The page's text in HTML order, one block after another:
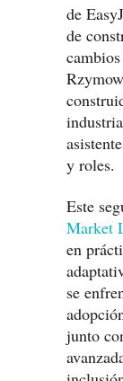
de
de
y roles.
Este
Market
en
se
junto